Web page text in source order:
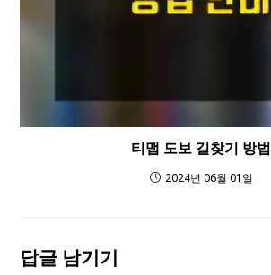
티맵 도보 길찾기 방법
2024년 06월 01일
답글 남기기